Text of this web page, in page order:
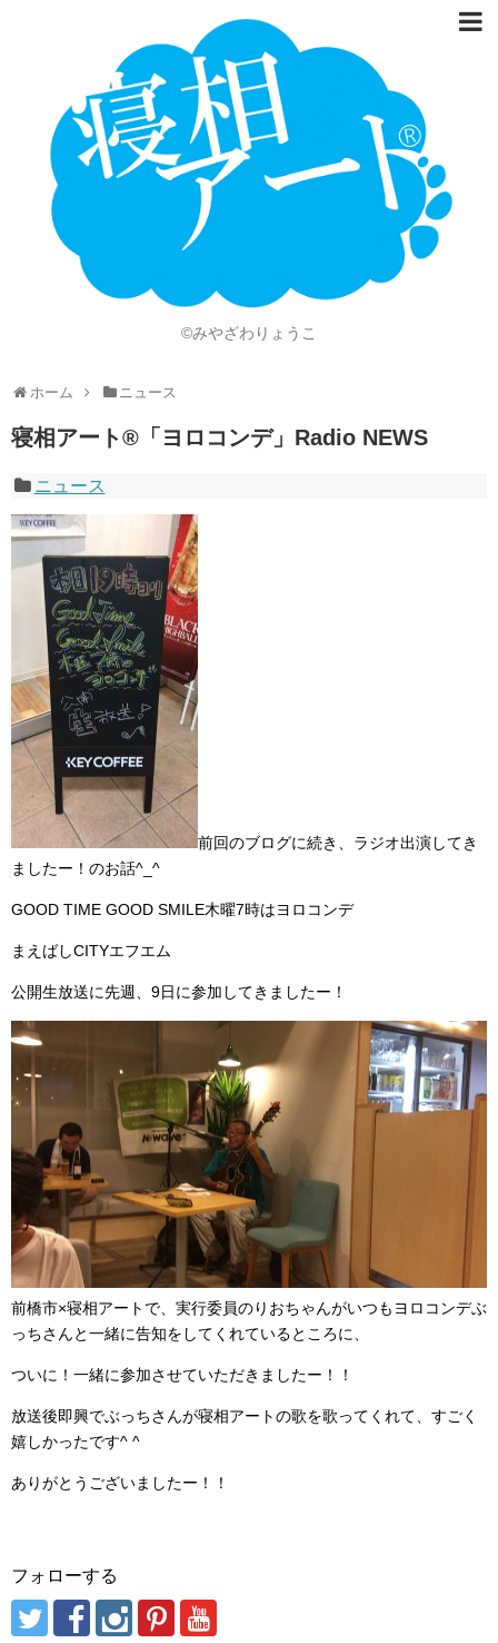
©みやざわりょうこ
ホーム ニュース
寝相アート®︎「ヨロコンデ」Radio NEWS
ニュース
前回のブログに続き、ラジオ出演してき
ましたー！のお話^_^
GOOD TIME GOOD SMILE木曜7時はヨロコンデ
まえばしCITYエフエム
公開生放送に先週、9日に参加してきましたー！
前橋市×寝相アートで、実行委員のりおちゃんがいつもヨロコンデぶ
っちさんと一緒に告知をしてくれているところに、
ついに！一緒に参加させていただきましたー！！
放送後即興でぶっちさんが寝相アートの歌を歌ってくれて、すごく
嬉しかったです^ ^
ありがとうございましたー！！
フォローする
Language
開催情報
動画
ニュース
知的財産権